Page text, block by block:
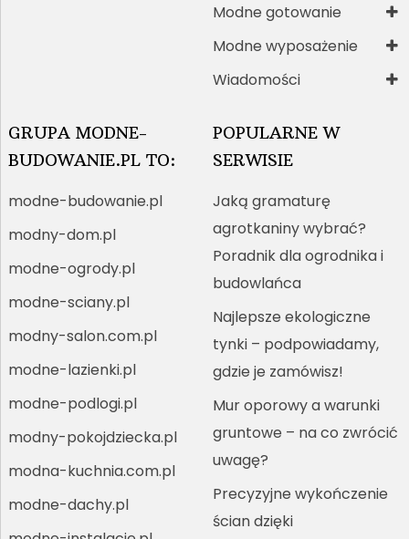
Modne gotowanie
Modne wyposażenie
Wiadomości
GRUPA MODNE-
BUDOWANIE.PL TO:
modne-budowanie.pl
modny-dom.pl
modne-ogrody.pl
modne-sciany.pl
modny-salon.com.pl
modne-lazienki.pl
modne-podlogi.pl
modny-pokojdziecka.pl
modna-kuchnia.com.pl
modne-dachy.pl
POPULARNE W
SERWISIE
Jaką gramaturę
agrotkaniny wybrać?
Poradnik dla ogrodnika i
budowlańca
Najlepsze ekologiczne
tynki – podpowiadamy,
gdzie je zamówisz!
Mur oporowy a warunki
gruntowe – na co zwrócić
uwagę?
Precyzyjne wykończenie
ścian dzięki